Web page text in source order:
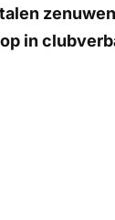
in